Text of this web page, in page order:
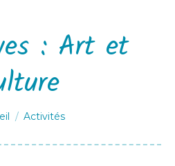
: Art et
êtes ici :Activités